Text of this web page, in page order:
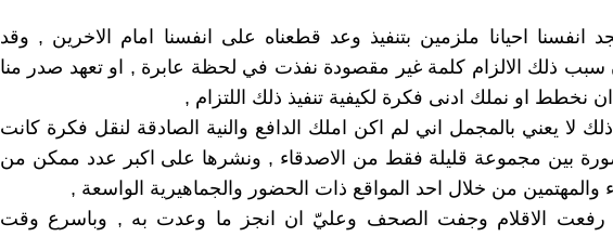
انفسنا احيانا ملزمين بتنفيذ وعد قطعناه على انفسنا امام الاخرين , وقد
سبب ذلك الالزام كلمة غير مقصودة نفذت في لحظة عابرة , او تعهد صدر منا
نخطط او نملك ادنى فكرة لكيفية تنفيذ ذلك اللتزام ,
لا يعني بالمجمل اني لم اكن املك الدافع والنية الصادقة لنقل فكرة كانت
بين مجموعة قليلة فقط من الاصدقاء , ونشرها على اكبر عدد ممكن من
والمهتمين من خلال احد المواقع ذات الحضور والجماهيرية الواسعة ,
رفعت الاقلام وجفت الصحف وعليّ ان انجز ما وعدت به , وباسرع وقت